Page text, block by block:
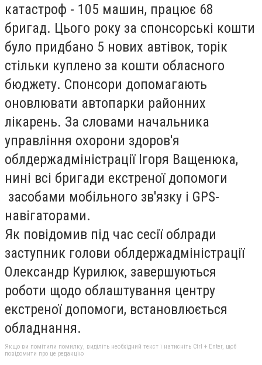
катастроф - 105 машин, працює 68
бригад. Цього року за спонсорські кошти
було придбано 5 нових автівок, торік
стільки куплено за кошти обласного
бюджету. Спонсори допомагають
оновлювати автопарки районних
лікарень. За словами начальника
управління охорони здоров'я
облдержадміністрації Ігоря Ващенюка,
нині всі бригади екстреної допомоги
засобами мобільного зв'язку і GPS-
навігаторами.
Як повідомив під час сесії облради
заступник голови облдержадміністрації
Олександр Курилюк, завершуються
роботи щодо облаштування центру
екстреної допомоги, встановлюється
обладнання.
Якщо ви помітили помилку, виділіть необхідний текст і натисніть Ctrl + Enter, щоб
повідомити про це редакцію